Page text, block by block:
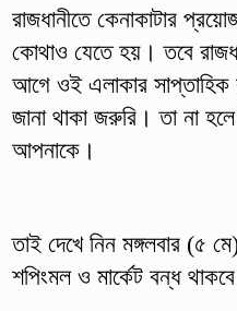
রাজধানীতে কেনাকাটার
কোথাও যেতে হয়। তবে
আগে ওই এলাকার
জানা থাকা জরুরি। তা না
আপনাকে।
তাই দেখে নিন মঙ্গলবার (৫
শপিংমল ও মার্কেট বন্ধ